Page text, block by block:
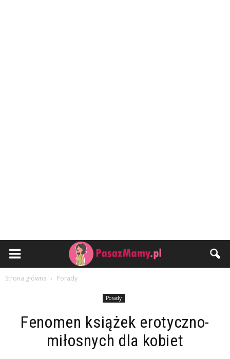
Strona główna Porady
Porady
Fenomen książek erotyczno-
miłosnych dla kobiet